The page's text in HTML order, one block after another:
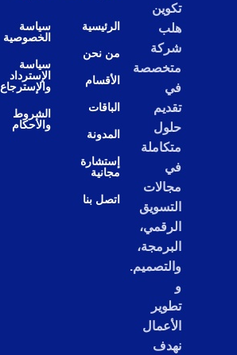
تكوين
هلب
شركة
متخصصة
في
تقديم
حلول
متكاملة
في
مجالات
التسويق
الرقمي،
البرمجة،
والتصميم.
و
تطوير
الأعمال
نهدف
الرئيسية
من نحن
الأقسام
الباقات
المدونة
إستشارة
مجانية
اتصل بنا
سياسة
الخصوصية
سياسة
الإسترداد
والإسترجاع
الشروط
والأحكام